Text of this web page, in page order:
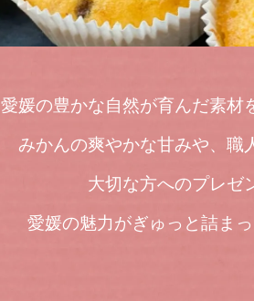
愛媛の豊かな自然が育んだ素材
みかんの爽やかな甘みや、職
大切な方へのプレゼ
愛媛の魅力がぎゅっと詰ま